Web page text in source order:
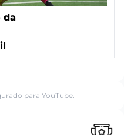
da
para YouTube.